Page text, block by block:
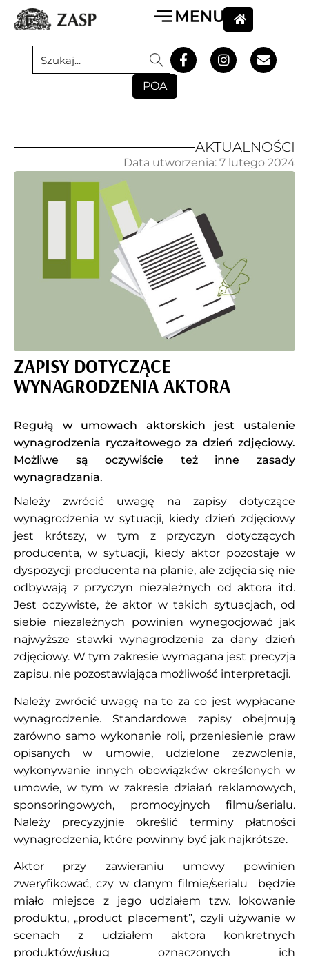
POA
AKTUALNOŚCI
ZAPISY DOTYCZĄCE
WYNAGRODZENIA AKTORA
Regułą w umowach aktorskich jest ustalenie
wynagrodzenia ryczałtowego za dzień zdjęciowy.
Możliwe są oczywiście też inne zasady
wynagradzania.
Należy zwrócić uwagę na zapisy dotyczące
wynagrodzenia w sytuacji, kiedy dzień zdjęciowy
jest krótszy, w tym z przyczyn dotyczących
producenta, w sytuacji, kiedy aktor pozostaje w
dyspozycji producenta na planie, ale zdjęcia się nie
odbywają z przyczyn niezależnych od aktora itd.
Jest oczywiste, że aktor w takich sytuacjach, od
siebie niezależnych powinien wynegocjować jak
najwyższe stawki wynagrodzenia za dany dzień
zdjęciowy. W tym zakresie wymagana jest precyzja
zapisu, nie pozostawiająca możliwość interpretacji.
Należy zwrócić uwagę na to za co jest wypłacane
wynagrodzenie. Standardowe zapisy obejmują
zarówno samo wykonanie roli, przeniesienie praw
opisanych w umowie, udzielone zezwolenia,
wykonywanie innych obowiązków określonych w
umowie, w tym w zakresie działań reklamowych,
sponsoringowych, promocyjnych filmu/serialu.
Należy precyzyjnie określić terminy płatności
wynagrodzenia, które powinny być jak najkrótsze.
Aktor przy zawieraniu umowy powinien
zweryfikować, czy w danym filmie/serialu będzie
miało miejsce z jego udziałem tzw. lokowanie
produktu, „product placement”, czyli używanie w
scenach z udziałem aktora konkretnych
produktów/usług oznaczonych ich
Data utworzenia: 7 lutego 2024